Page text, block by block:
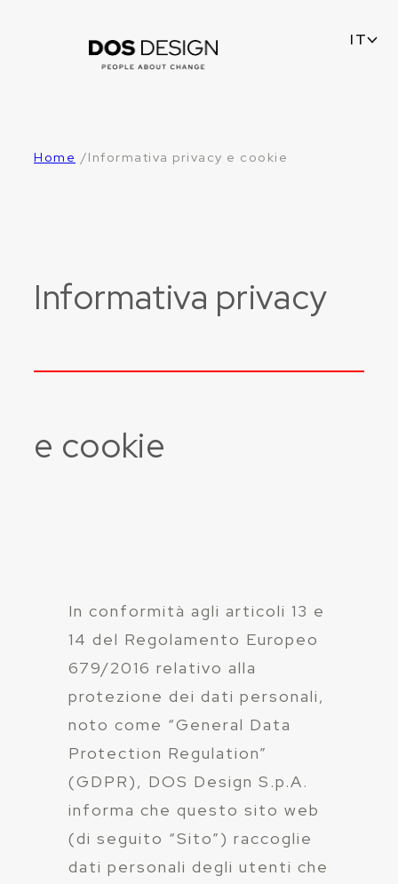
IT
Home /Informativa privacy e cookie
Informativa privacy
e cookie
In conformità agli articoli 13 e
14 del Regolamento Europeo
679/2016 relativo alla
protezione dei dati personali,
noto come “General Data
Protection Regulation”
(GDPR), DOS Design S.p.A.
informa che questo sito web
(di seguito “Sito”) raccoglie
dati personali degli utenti che